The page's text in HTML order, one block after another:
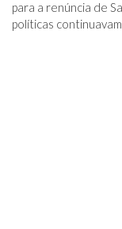
para a renúncia de
políticas